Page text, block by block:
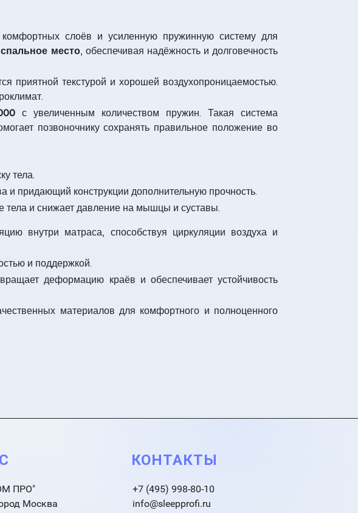
комфортных слоёв и усиленную пружинную систему для
место, обеспечивая надёжность и долговечность
приятной текстурой и хорошей воздухопроницаемостью.
с увеличенным количеством пружин. Такая система
позвоночнику сохранять правильное положение во
тела.
придающий конструкции дополнительную прочность.
и снижает давление на мышцы и суставы.
внутри матраса, способствуя циркуляции воздуха и
и поддержкой.
деформацию краёв и обеспечивает устойчивость
материалов для комфортного и полноценного
ПРО"
Москва
КОНТАКТЫ
+7 (495) 998-80-10
info@sleepprofi.ru